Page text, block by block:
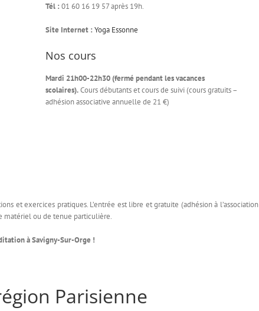
Tél : 01 60 16 19 57 après 19h.
Site Internet : Yoga Essonne
Nos cours
Mardi 21h00-22h30 (fermé pendant les vacances
scolaires).Cours débutants et cours de suivi (cours gratuits –
adhésion associative annuelle de 21 €)
et exercices pratiques. L’entrée est libre et gratuite (adhésion à l’association
matériel ou de tenue particulière.
à Savigny-Sur-Orge !
Parisienne